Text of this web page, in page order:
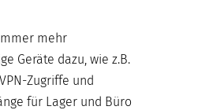
mehr
Geräte dazu, wie z.B.
Zugriffe und
für Lager und Büro